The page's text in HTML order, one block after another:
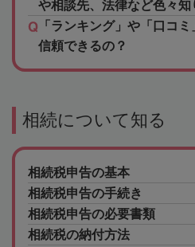
や相談先、法律など色々知
「ランキング」や「口コ
信頼できるの？
相続について知る
相続税申告の基本
相続税申告の手続き
相続税申告の必要書類
相続税の納付方法